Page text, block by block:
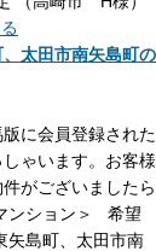
太田市南矢島町の
に会員登録された
ゃいます。お客様
がございましたら
ンション＞ 希望
矢島町、太田市南